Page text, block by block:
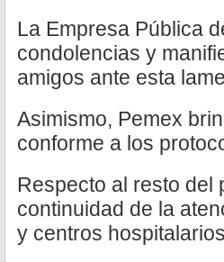
La Empresa Pública
condolencias y
amigos ante esta
Asimismo, Pemex
conforme a los
Respecto al resto del
continuidad de la
y centros